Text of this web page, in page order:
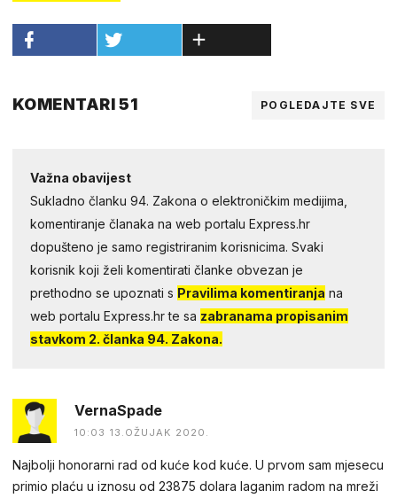
KOMENTARI 51 POGLEDAJTE SVE
Važna obavijest
Sukladno članku 94. Zakona o elektroničkim medijima,
komentiranje članaka na web portalu Express.hr
dopušteno je samo registriranim korisnicima. Svaki
korisnik koji želi komentirati članke obvezan je
prethodno se upoznati s Pravilima komentiranja na
web portalu Express.hr te sa zabranama propisanim
stavkom 2. članka 94. Zakona.
VernaSpade
10:03 13.OŽUJAK 2020.
Najbolji honorarni rad od kuće kod kuće. U prvom sam mjesecu
primio plaću u iznosu od 23875 dolara laganim radom na mreži